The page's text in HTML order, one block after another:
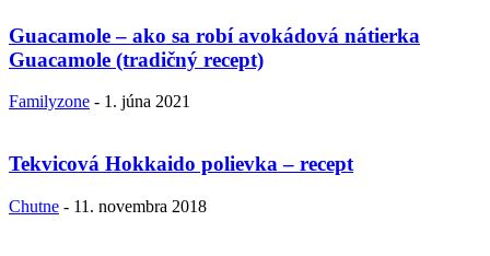
Guacamole – ako sa robí avokádová nátierka
Guacamole (tradičný recept)
Familyzone - 1. júna 2021
Tekvicová Hokkaido polievka – recept
Chutne - 11. novembra 2018